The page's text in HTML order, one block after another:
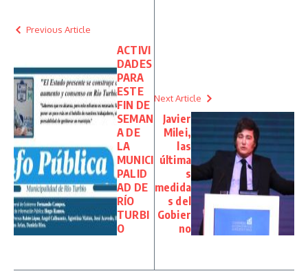
Previous Article
ACTIVI
DADES
PARA
ESTE
FIN DE
SEMAN
A DE
LA
MUNICI
PALID
AD DE
RÍO
TURBI
O
Next Article
Javier
Milei,
las
última
s
medida
s del
Gobier
no